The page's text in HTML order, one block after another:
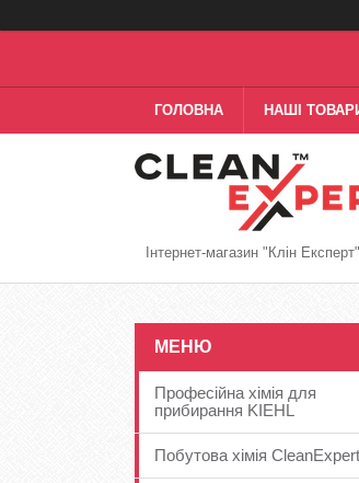
ГОЛОВНА НАШІ
Інтернет-магазин "Клін Експерт"
Професійна хімія для
прибирання KIEHL
Побутова хімія CleanExpert